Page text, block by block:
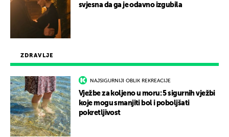
ZDRAVLJE
NAJSIGURNIJI OBLIK REKREACIJE
Vježbe za koljeno u moru: 5 sigurnih vježbi
koje mogu smanjiti bol i poboljšati
pokretljivost
svjesna da ga je odavno izgubila